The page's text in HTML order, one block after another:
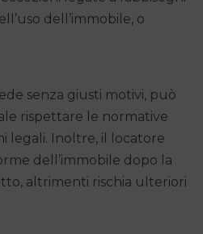
dell’immobile, o
senza giusti motivi, può
rispettare le normative
legali. Inoltre, il locatore
dell’immobile dopo la
altrimenti rischia ulteriori